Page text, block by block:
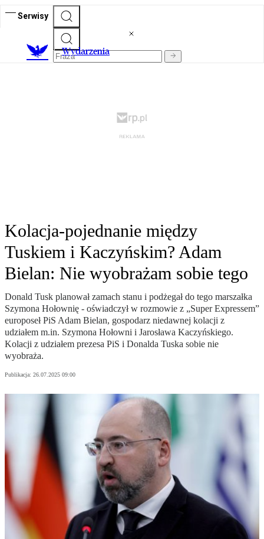
Serwisy
Wydarzenia
Kolacja-pojednanie między
Tuskiem i Kaczyńskim? Adam
Bielan: Nie wyobrażam sobie tego
Donald Tusk planował zamach stanu i podżegał do tego marszałka
Szymona Hołownię - oświadczył w rozmowie z „Super Expressem”
europoseł PiS Adam Bielan, gospodarz niedawnej kolacji z
udziałem m.in. Szymona Hołowni i Jarosława Kaczyńskiego.
Kolacji z udziałem prezesa PiS i Donalda Tuska sobie nie
wyobraża.
Publikacja: 26.07.2025 09:00